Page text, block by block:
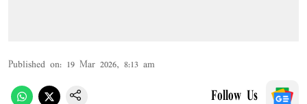
Published on: 19 Mar 2026, 8:13 am
Follow Us